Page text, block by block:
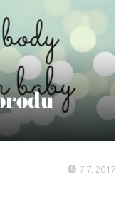
7.7. 2017